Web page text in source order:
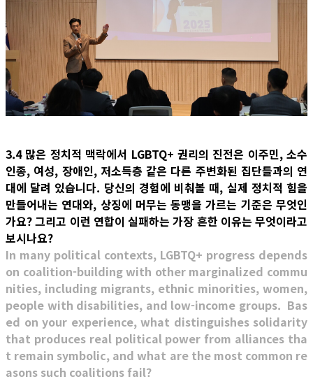
3.4 많은 정치적 맥락에서 LGBTQ+ 권리의 진전은 이주민, 소수
인종, 여성, 장애인, 저소득층 같은 다른 주변화된 집단들과의 연
대에 달려 있습니다. 당신의 경험에 비춰볼 때, 실제 정치적 힘을
만들어내는 연대와, 상징에 머무는 동맹을 가르는 기준은 무엇인
가요? 그리고 이런 연합이 실패하는 가장 흔한 이유는 무엇이라고
보시나요?
In many political contexts, LGBTQ+ progress depends
on coalition-building with other marginalized commu
nities, including migrants, ethnic minorities, women,
people with disabilities, and low-income groups. Bas
ed on your experience, what distinguishes solidarity
that produces real political power from alliances tha
t remain symbolic, and what are the most common re
asons such coalitions fail?